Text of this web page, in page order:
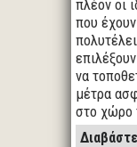
πλέον οι
που
να
μέτρα
στο χώρο